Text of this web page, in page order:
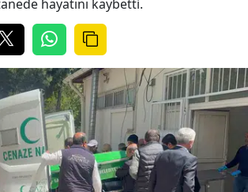
hayatını kaybetti.